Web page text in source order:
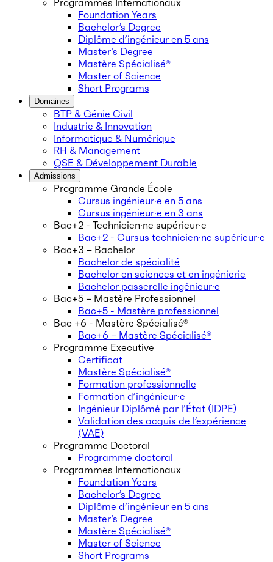
Programmes Internationaux
Foundation Years
Bachelor’s Degree
Diplôme d’ingénieur en 5 ans
Master’s Degree
Mastère Spécialisé®
Master of Science
Short Programs
Domaines
BTP & Génie Civil
Industrie & Innovation
Informatique & Numérique
RH & Management
QSE & Développement Durable
Admissions
Programme Grande École
Cursus ingénieur·e en 5 ans
Cursus ingénieur·e en 3 ans
Bac+2 - Technicien·ne supérieur·e
Bac+2 - Cursus technicien·ne supérieur·e
Bac+3 – Bachelor
Bachelor de spécialité
Bachelor en sciences et en ingénierie
Bachelor passerelle ingénieur·e
Bac+5 – Mastère Professionnel
Bac+5 - Mastère professionnel
Bac +6 - Mastère Spécialisé®
Bac+6 – Mastère Spécialisé®
Programme Executive
Certificat
Mastère Spécialisé®
Formation professionnelle
Formation d’ingénieur·e
Ingénieur Diplômé par l’État (IDPE)
Validation des acquis de l’expérience
(VAE)
Programme Doctoral
Programme doctoral
Programmes Internationaux
Foundation Years
Bachelor’s Degree
Diplôme d’ingénieur en 5 ans
Master’s Degree
Mastère Spécialisé®
Master of Science
Short Programs